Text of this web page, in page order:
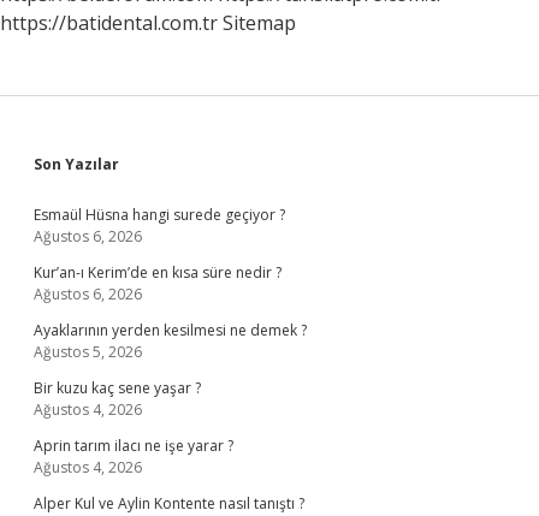
https://batidental.com.trSitemap
Sidebar
Son Yazılar
Esmaül Hüsna hangi surede geçiyor ?
Ağustos 6, 2026
Kur’an-ı Kerim’de en kısa süre nedir ?
Ağustos 6, 2026
Ayaklarının yerden kesilmesi ne demek ?
Ağustos 5, 2026
Bir kuzu kaç sene yaşar ?
Ağustos 4, 2026
Aprin tarım ilacı ne işe yarar ?
Ağustos 4, 2026
Alper Kul ve Aylin Kontente nasıl tanıştı ?